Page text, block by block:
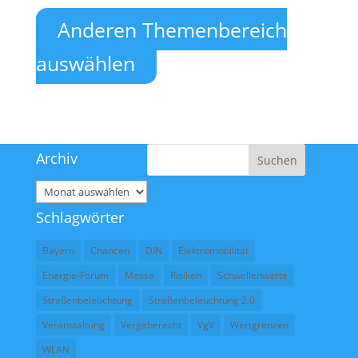
Anderen Themenbereich
auswählen
Archiv
Archiv
Schlagwörter
Bayern Chancen DIN
Elektromobilität
Energie-Forum
Messe Risiken
Schwellenwerte
Straßenbeleuchtung
Straßenbeleuchtung 2.0
Veranstaltung
Vergaberecht VgV
Wertgrenzen
WLAN